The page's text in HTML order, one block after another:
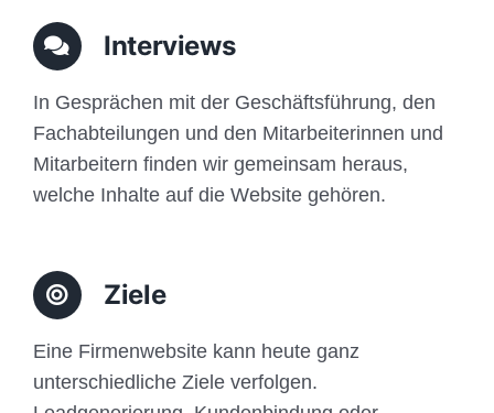
Anfrage
Interviews
In Gesprächen mit der Geschäftsführung, den
Fachabteilungen und den Mitarbeiterinnen und
Mitarbeitern finden wir gemeinsam heraus,
welche Inhalte auf die Website gehören.
Ziele
Eine Firmenwebsite kann heute ganz
unterschiedliche Ziele verfolgen.